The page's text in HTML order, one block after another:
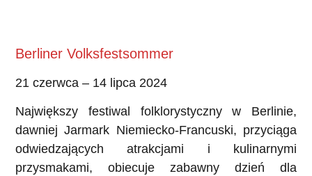
Berliner Volksfestsommer
21 czerwca – 14 lipca 2024
Największy festiwal folklorystyczny w Berlinie,
dawniej Jarmark Niemiecko-Francuski, przyciąga
odwiedzających atrakcjami i kulinarnymi
przysmakami, obiecuje zabawny dzień dla